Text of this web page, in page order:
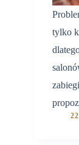
tylko